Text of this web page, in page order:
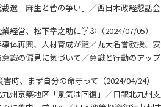
選 麻生と菅の争い」／西日本政経懇話
経営、松下幸之助に学ぶ（2024/07/05）
体再興、人材育成が鍵／九大名誉教授、
識の偏見に気づいて／意識と行動のアッ
時、まず自分の命守って（2024/04/24）
州京築地区「景気は回復」／日銀北九州